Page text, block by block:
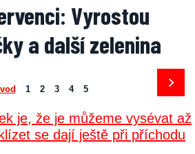
Vyrostou
a další zelenina
1 2 3 4 5